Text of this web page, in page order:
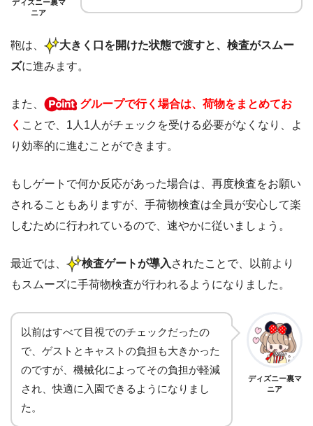
ディズニー裏マ
ニア
鞄は、
大きく口を開けた状態で渡すと、検査がスムー
ズに進みます。
また、
グループで行く場合は、荷物をまとめてお
く ことで、1人1人がチェックを受ける必要がなくなり、よ
り効率的に進むことができます。
もしゲートで何か反応があった場合は、再度検査をお願い
されることもありますが、手荷物検査は全員が安心して楽
しむために行われているので、速やかに従いましょう。
最近では、 検査ゲートが導入 されたことで、以前より
もスムーズに手荷物検査が行われるようになりました。
以前はすべて目視でのチェックだったの
で、ゲストとキャストの負担も大きかった
のですが、機械化によってその負担が軽減
され、快適に入園できるようになりまし
た。
ディズニー裏マ
ニア